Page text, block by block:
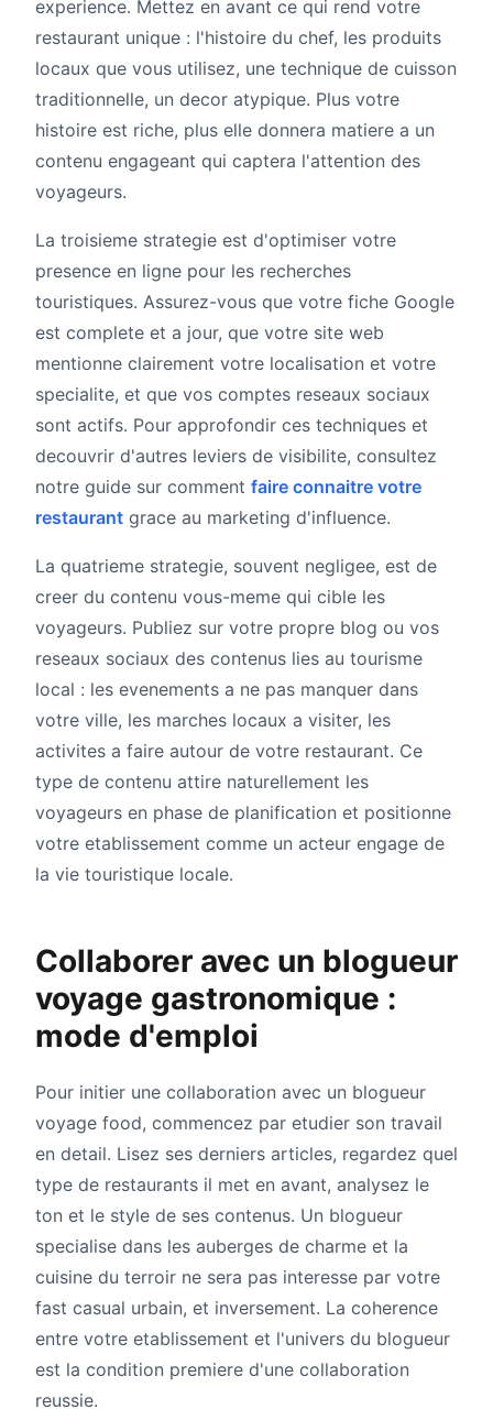
experience. Mettez en avant ce qui rend votre
restaurant unique : l'histoire du chef, les produits
locaux que vous utilisez, une technique de cuisson
traditionnelle, un decor atypique. Plus votre
histoire est riche, plus elle donnera matiere a un
contenu engageant qui captera l'attention des
voyageurs.
La troisieme strategie est d'optimiser votre
presence en ligne pour les recherches
touristiques. Assurez-vous que votre fiche Google
est complete et a jour, que votre site web
mentionne clairement votre localisation et votre
specialite, et que vos comptes reseaux sociaux
sont actifs. Pour approfondir ces techniques et
decouvrir d'autres leviers de visibilite, consultez
notre guide sur comment faire connaitre votre
restaurant grace au marketing d'influence.
La quatrieme strategie, souvent negligee, est de
creer du contenu vous-meme qui cible les
voyageurs. Publiez sur votre propre blog ou vos
reseaux sociaux des contenus lies au tourisme
local : les evenements a ne pas manquer dans
votre ville, les marches locaux a visiter, les
activites a faire autour de votre restaurant. Ce
type de contenu attire naturellement les
voyageurs en phase de planification et positionne
votre etablissement comme un acteur engage de
la vie touristique locale.
Collaborer avec un blogueur
voyage gastronomique :
mode d'emploi
Pour initier une collaboration avec un blogueur
voyage food, commencez par etudier son travail
en detail. Lisez ses derniers articles, regardez quel
type de restaurants il met en avant, analysez le
ton et le style de ses contenus. Un blogueur
specialise dans les auberges de charme et la
cuisine du terroir ne sera pas interesse par votre
fast casual urbain, et inversement. La coherence
entre votre etablissement et l'univers du blogueur
est la condition premiere d'une collaboration
reussie.